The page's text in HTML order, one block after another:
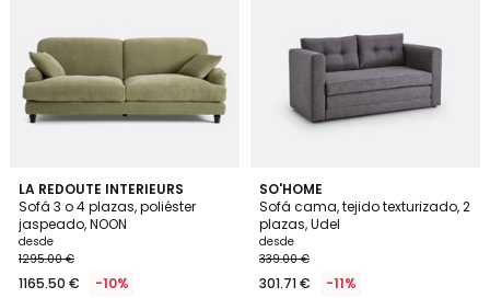
LA REDOUTE INTERIEURS
Sofá 3 o 4 plazas, poliéster
jaspeado, NOON
desde
1295.00 €
1165.50 € -10%
4,1
/ 5
9
Colores
SO'HOME
Sofá cama, tejido texturizado, 2
plazas, Udel
desde
339.00 €
301.71 € -11%
4
/
5
3
Colores